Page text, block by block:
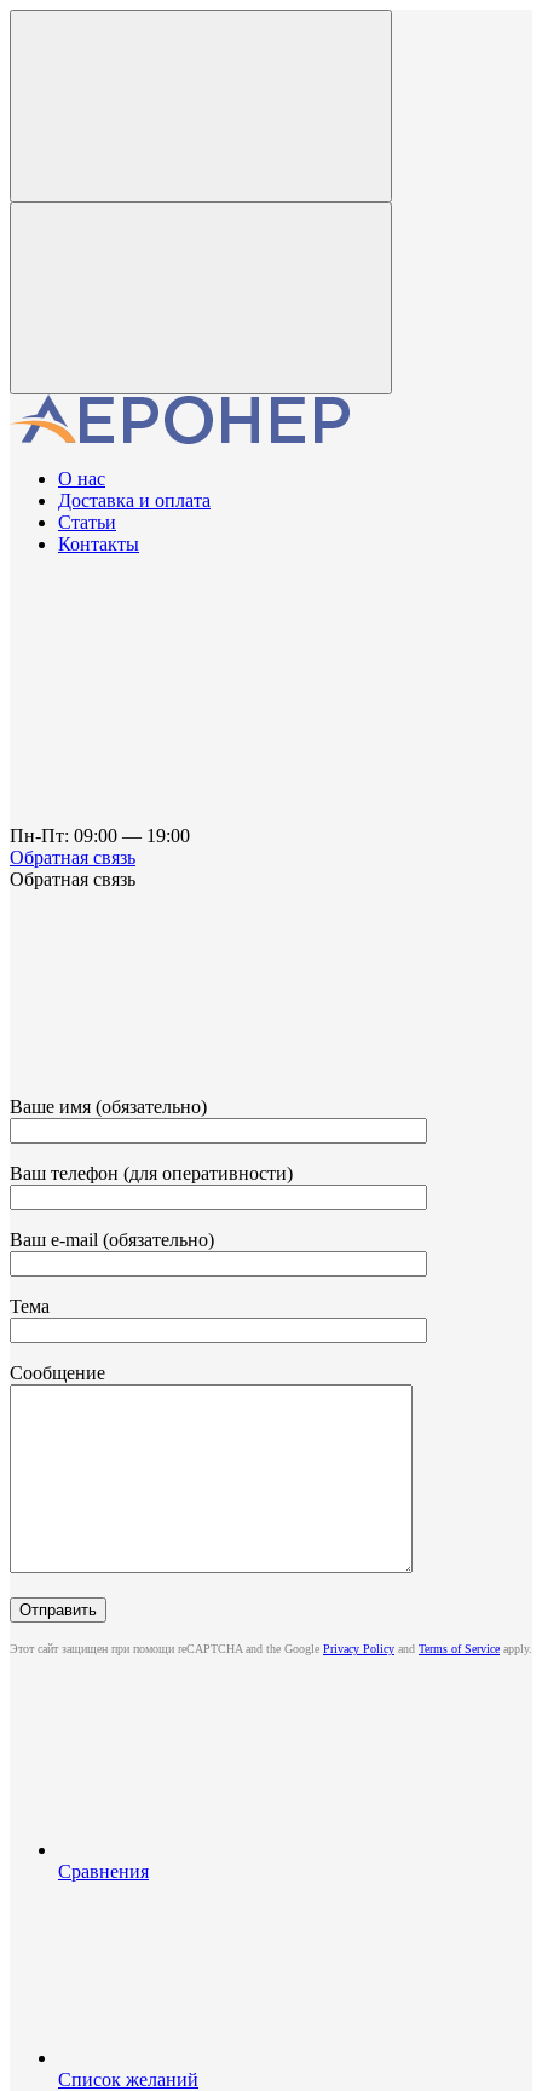
О нас
Доставка и оплата
Статьи
Контакты
Пн-Пт: 09:00 — 19:00
Обратная связь
Обратная связь
Ваше имя (обязательно)
Ваш телефон (для оперативности)
Ваш e-mail (обязательно)
Тема
Сообщение
Этот сайт защищен при помощи reCAPTCHA and the Google Privacy Policy and Terms of Service apply.
Сравнения
Список желаний